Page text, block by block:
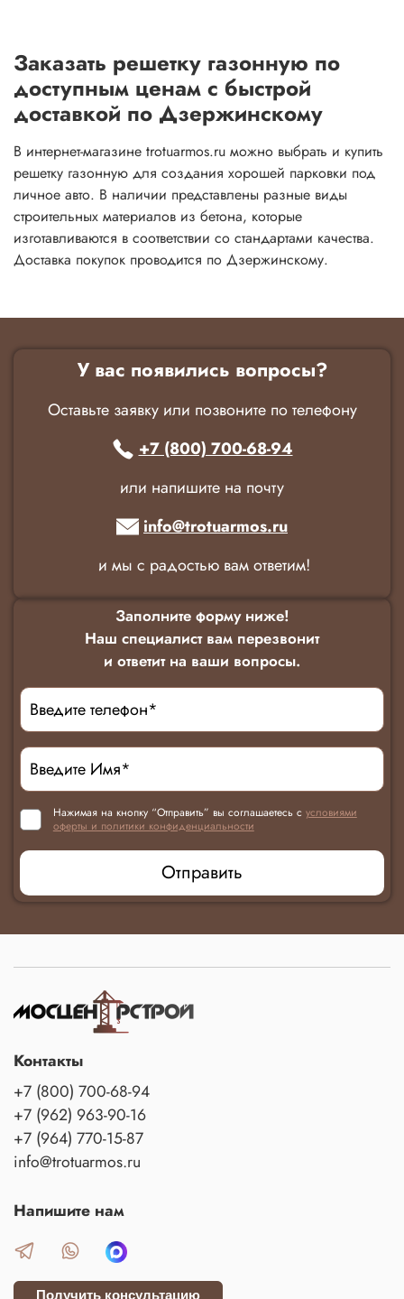
Заказать решетку газонную по
доступным ценам с быстрой
доставкой по Дзержинскому
В интернет-магазине trotuarmos.ru можно выбрать и купить
решетку газонную для создания хорошей парковки под
личное авто. В наличии представлены разные виды
строительных материалов из бетона, которые
изготавливаются в соответствии со стандартами качества.
Доставка покупок проводится по Дзержинскому.
У вас появились вопросы?
Оставьте заявку или позвоните по телефону
+7 (800) 700-68-94
или напишите на почту
info@trotuarmos.ru
и мы с радостью вам ответим!
Заполните форму ниже!
Наш специалист вам перезвонит
и ответит на ваши вопросы.
Нажимая на кнопку “Отправить” вы соглашаетесь с условиями
оферты и политики конфиденциальности
Отправить
Контакты
+7 (800) 700-68-94
+7 (962) 963-90-16
+7 (964) 770-15-87
info@trotuarmos.ru
Напишите нам
Получить консультацию